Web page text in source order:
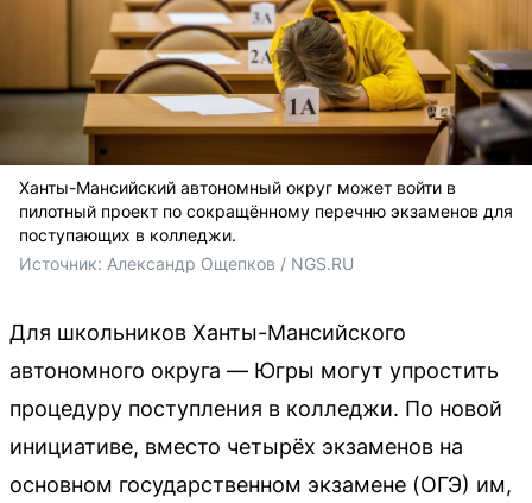
Ханты-Мансийский автономный округ может войти в
пилотный проект по сокращённому перечню экзаменов для
поступающих в колледжи.
Источник: Александр Ощепков / NGS.RU
Для школьников Ханты-Мансийского
автономного округа — Югры могут упростить
процедуру поступления в колледжи. По новой
инициативе, вместо четырёх экзаменов на
основном государственном экзамене (ОГЭ) им,